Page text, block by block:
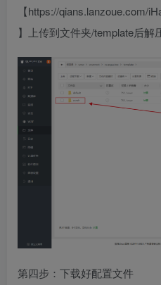
【https://qians.lanzoue.com/
】上传到文件夹/template后解
第四步：下载好配置文件